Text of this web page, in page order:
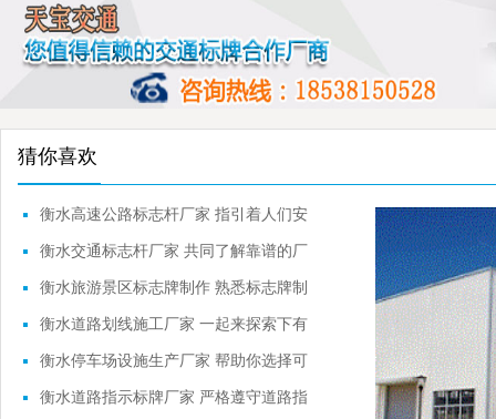
猜你喜欢
衡水高速公路标志杆厂家 指引着人们安
全行驶
衡水交通标志杆厂家 共同了解靠谱的厂
家
衡水旅游景区标志牌制作 熟悉标志牌制
作流程
衡水道路划线施工厂家 一起来探索下有
关的内容
衡水停车场设施生产厂家 帮助你选择可
靠的品牌
衡水道路指示标牌厂家 严格遵守道路指